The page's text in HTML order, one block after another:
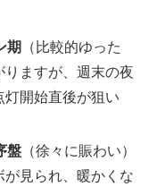
期
（比較的ゆった
ますが、週末の夜
灯開始直後が狙い
盤 （徐々に賑わい）
見られ、暖かくな